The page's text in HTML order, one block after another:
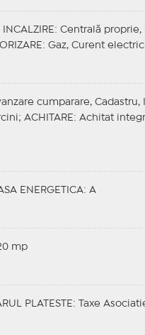
INCALZIRE : Centrală
: Gaz, Curent
cumparare,
ACHITARE : Achitat
ENERGETICA: A
mp
PLATESTE : Taxe